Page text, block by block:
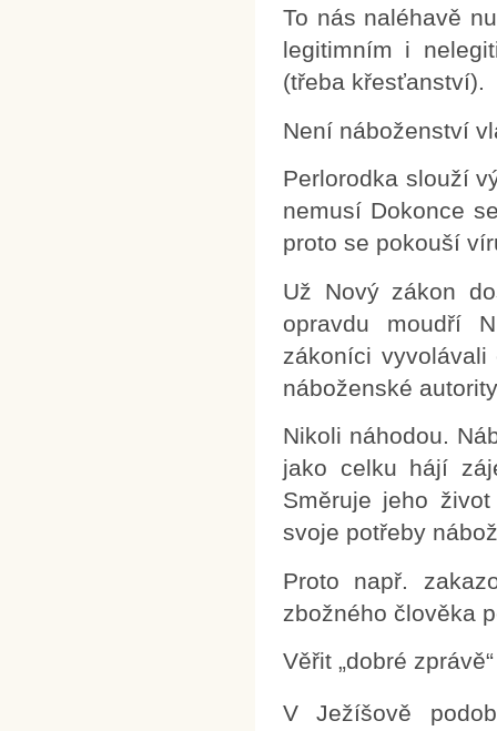
To nás naléhavě
legitimním i
(třeba křesťanství).
Není náboženství
Perlorodka slouží
nemusí Dokonce
proto se pokouší
Už Nový zákon
opravdu moudří
zákoníci
náboženské
Nikoli náhodou.
jako celku hájí
Směruje jeho
svoje potřeby
Proto např.
zbožného člověka
Věřit „dobré
V Ježíšově